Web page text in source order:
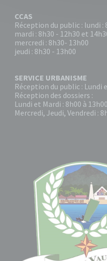
CCAS
Réception du public : lundi :
mardi : 8h30 - 12h30 et
mercredi : 8h30- 13h00
jeudi : 8h30 - 13h00
SERVICE URBANISME
Réception du public : Lundi
Réception des dossiers :
Lundi et Mardi : 8h00 à
Mercredi, Jeudi, Vendredi :